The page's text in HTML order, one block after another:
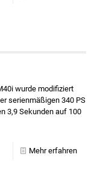
wurde modifiziert
serienmäßigen 340 PS
3,9 Sekunden auf 100
Mehr erfahren